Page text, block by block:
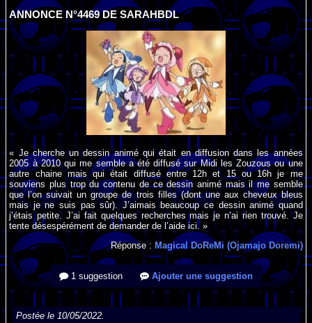
ANNONCE N°4469 DE SARAHBDL
« Je cherche un dessin animé qui était en diffusion dans les années
2005 à 2010 qui me semble a été diffusé sur Midi les Zouzous ou une
autre chaine mais qui était diffusé entre 12h et 15 ou 16h je me
souviens plus trop du contenu de ce dessin animé mais il me semble
que l’on suivait un groupe de trois filles (dont une aux cheveux bleus
mais je ne suis pas sûr). J’aimais beaucoup ce dessin animé quand
j’étais petite. J’ai fait quelques recherches mais je n’ai rien trouvé. Je
tente désespérément de demander de l’aide ici. »
Réponse : Magical DoReMi (Ojamajo Doremi)
1 suggestion Ajouter une suggestion
Postée le 10/05/2022.